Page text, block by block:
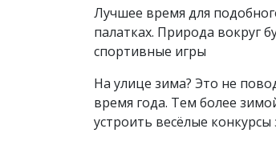
Лучшее время для
палатках. Природа вокруг
спортивные игры
На улице зима? Это не
время года. Тем более
устроить весёлые